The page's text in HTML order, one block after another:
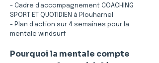
- Cadre d’accompagnement COACHING
SPORT ET QUOTIDIEN à Plouharnel
- Plan d’action sur 4 semaines pour la
mentale windsurf
Pourquoi la mentale compte